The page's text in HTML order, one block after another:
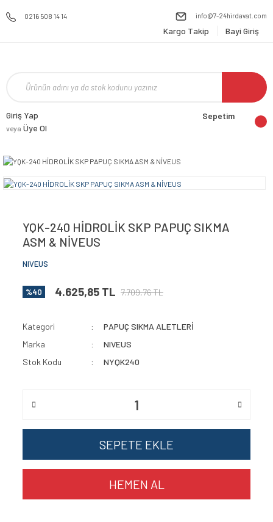
0216 508 14 14 info@7-24hirdavat.com
Kargo Takip Bayi Giriş
Giriş Yap
veya Üye Ol
Sepetim
YQK-240 HİDROLİK SKP PAPUÇ SIKMA
ASM & NİVEUS
NIVEUS
%40 4.625,85 TL 7.709,76 TL
Kategori
PAPUÇ SIKMA ALETLERİ
Marka
NIVEUS
Stok Kodu
NYQK240
SEPETE EKLE
HEMEN AL